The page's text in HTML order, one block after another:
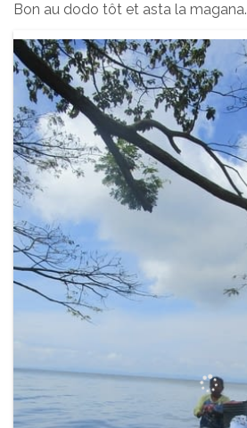
Bon au dodo tôt et asta la magana.